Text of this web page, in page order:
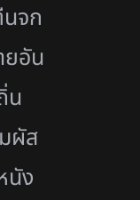
จก
ยอัน
น
ผัส
นัง